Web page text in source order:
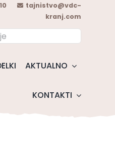
tajnistvo@vdc-
kranj.com
AKTUALNO
KONTAKTI